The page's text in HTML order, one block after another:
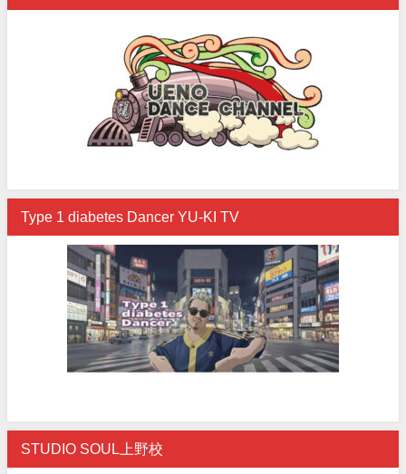
Type 1 diabetes Dancer YU-KI TV
STUDIO SOUL上野校